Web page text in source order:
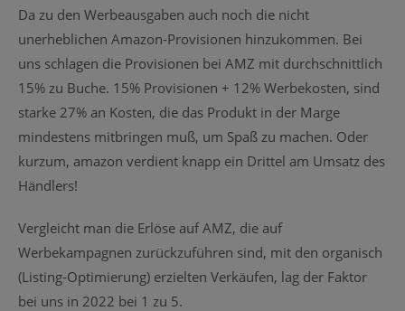
Da zu den Werbeausgaben auch noch die nicht
unerheblichen Amazon-Provisionen hinzukommen. Bei
uns schlagen die Provisionen bei AMZ mit durchschnittlich
15% zu Buche. 15% Provisionen + 12% Werbekosten, sind
starke 27% an Kosten, die das Produkt in der Marge
mindestens mitbringen muß, um Spaß zu machen. Oder
kurzum, amazon verdient knapp ein Drittel am Umsatz des
Händlers!
Vergleicht man die Erlöse auf AMZ, die auf
Werbekampagnen zurückzuführen sind, mit den organisch
(Listing-Optimierung) erzielten Verkäufen, lag der Faktor
bei uns in 2022 bei 1 zu 5.